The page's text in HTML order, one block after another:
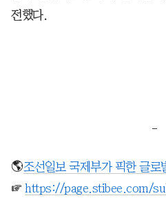
전했다.
-
🌎조선일보 국제부가 픽한 글로
☞ https://page.stibee.com/